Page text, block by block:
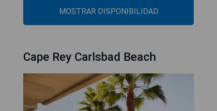
MOSTRAR DISPONIBILIDAD
Cape Rey Carlsbad Beach